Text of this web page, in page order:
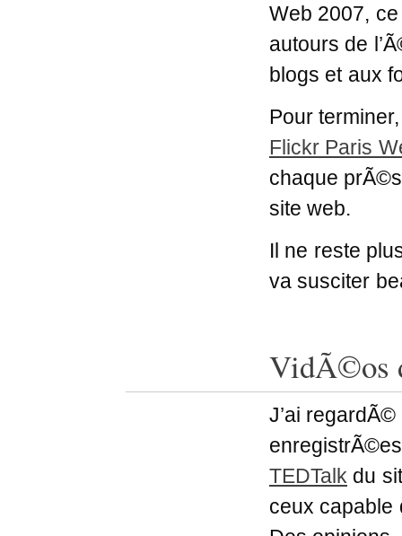
Web 2007,
autours de
blogs et aux
Pour
Flickr Paris
chaque
site web.
Il ne reste
va susciter
VidÃ©os
J’ai
TEDTalk du
ceux capable